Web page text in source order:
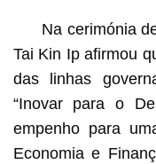
Na cerimónia
Tai Kin Ip afirmou
das linhas
“Inovar para o
empenho para
Economia e